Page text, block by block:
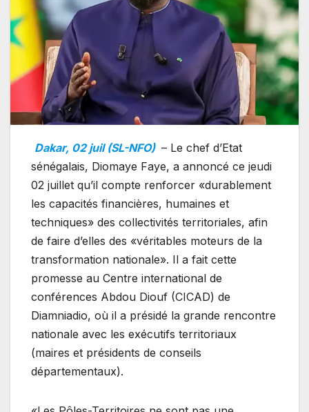
Dakar, 02 juil (SL-NFO) – Le chef d’Etat
sénégalais, Diomaye Faye, a annoncé ce jeudi
02 juillet qu’il compte renforcer «durablement
les capacités financières, humaines et
techniques» des collectivités territoriales, afin
de faire d’elles des «véritables moteurs de la
transformation nationale». Il a fait cette
promesse au Centre international de
conférences Abdou Diouf (CICAD) de
Diamniadio, où il a présidé la grande rencontre
nationale avec les exécutifs territoriaux
(maires et présidents de conseils
départementaux).